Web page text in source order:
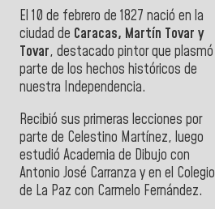
El 10 de febrero de 1827 nació en la
ciudad de Caracas, Martín Tovar y
Tovar, destacado pintor que plasmó
parte de los hechos históricos de
nuestra Independencia.
Recibió sus primeras lecciones por
parte de Celestino Martínez, luego
estudió Academia de Dibujo con
Antonio José Carranza y en el Colegio
de La Paz con Carmelo Fernández.